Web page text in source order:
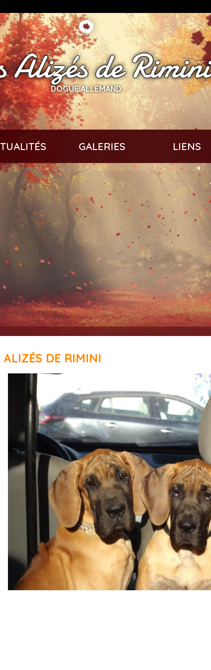
Alizés de Rimini
DOGUE ALLEMAND
GALERIES LIENS
ALIZÉS DE RIMINI